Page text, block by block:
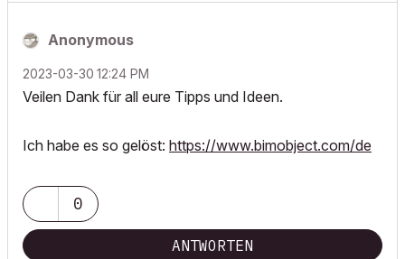
Anonymous
‎2023-03-30 12:24 PM
Veilen Dank für all eure Tipps und Ideen.
Ich habe es so gelöst: https://www.bimobject.com/de
0
ANTWORTEN